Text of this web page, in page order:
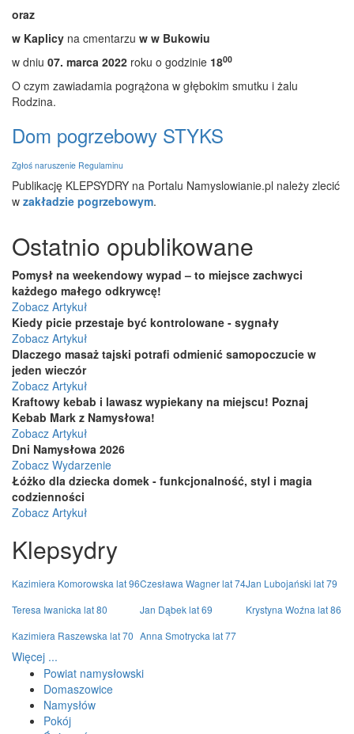
oraz
w Kaplicy na cmentarzu w w Bukowiu
w dniu 07. marca 2022 roku o godzinie 1800
O czym zawiadamia pogrążona w głębokim smutku i żalu
Rodzina.
Dom pogrzebowy STYKS
Zgłoś naruszenie Regulaminu
Publikację KLEPSYDRY na Portalu Namyslowianie.pl należy zlecić
w zakładzie pogrzebowym.
Ostatnio opublikowane
Pomysł na weekendowy wypad – to miejsce zachwyci
każdego małego odkrywcę!
Zobacz Artykuł
Kiedy picie przestaje być kontrolowane - sygnały
Zobacz Artykuł
Dlaczego masaż tajski potrafi odmienić samopoczucie w
jeden wieczór
Zobacz Artykuł
Kraftowy kebab i lawasz wypiekany na miejscu! Poznaj
Kebab Mark z Namysłowa!
Zobacz Artykuł
Dni Namysłowa 2026
Zobacz Wydarzenie
Łóżko dla dziecka domek - funkcjonalność, styl i magia
codzienności
Zobacz Artykuł
Klepsydry
Kazimiera Komorowska lat 96Czesława Wagner lat 74Jan Lubojański lat 79
Teresa Iwanicka lat 80
Jan Dąbek lat 69
Krystyna Woźna lat 86
Kazimiera Raszewska lat 70 Anna Smotrycka lat 77
Więcej ...
Powiat namysłowski
Domaszowice
Namysłów
Pokój